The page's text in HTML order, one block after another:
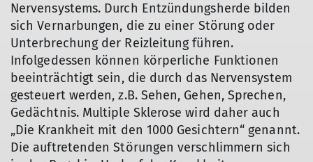
Nervensystems. Durch Entzündungsherde bilden
sich Vernarbungen, die zu einer Störung oder
Unterbrechung der Reizleitung führen.
Infolgedessen können körperliche Funktionen
beeinträchtigt sein, die durch das Nervensystem
gesteuert werden, z.B. Sehen, Gehen, Sprechen,
Gedächtnis. Multiple Sklerose wird daher auch
„Die Krankheit mit den 1000 Gesichtern“ genannt.
Die auftretenden Störungen verschlimmern sich